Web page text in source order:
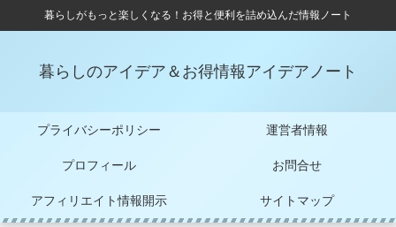
暮らしがもっと楽しくなる！お得と便利を詰め込んだ情報ノート
暮らしのアイデア＆お得情報アイデアノート
プライバシーポリシー 運営者情報
プロフィール お問合せ
アフィリエイト情報開示 サイトマップ